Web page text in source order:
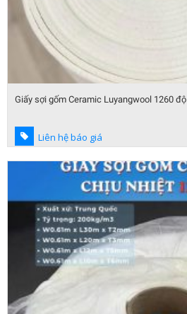
Giấy sợi gốm Ceramic Luyangwool 1260 độ
Liên hệ báo giá